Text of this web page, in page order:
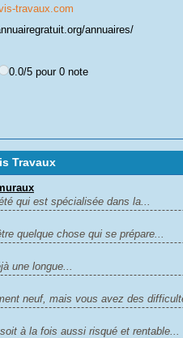
travaux.com
annuaires/
0.0/5 pour 0 note
Travaux
qui est spécialisée dans la...
quelque chose qui se prépare...
une longue...
neuf, mais vous avez des
à la fois aussi risqué et rentable...